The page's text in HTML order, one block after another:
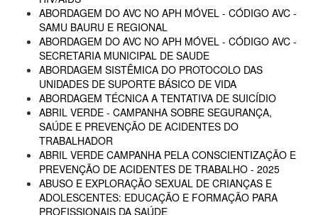
ABORDAGEM DO AVC NO APH MÓVEL - CÓDIGO AVC -
SAMU BAURU E REGIONAL
ABORDAGEM DO AVC NO APH MÓVEL - CÓDIGO AVC -
SECRETARIA MUNICIPAL DE SAUDE
ABORDAGEM SISTÊMICA DO PROTOCOLO DAS
UNIDADES DE SUPORTE BÁSICO DE VIDA
ABORDAGEM TÉCNICA A TENTATIVA DE SUICÍDIO
ABRIL VERDE - CAMPANHA SOBRE SEGURANÇA,
SAÚDE E PREVENÇÃO DE ACIDENTES DO
TRABALHADOR
ABRIL VERDE CAMPANHA PELA CONSCIENTIZAÇÃO E
PREVENÇÃO DE ACIDENTES DE TRABALHO - 2025
ABUSO E EXPLORAÇÃO SEXUAL DE CRIANÇAS E
ADOLESCENTES: EDUCAÇÃO E FORMAÇÃO PARA
PROFISSIONAIS DA SAÚDE